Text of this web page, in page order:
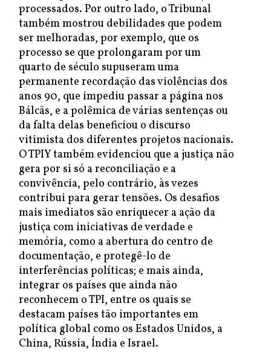
processados. Por outro lado, o Tribunal
também mostrou debilidades que podem
ser melhoradas, por exemplo, que os
processo se que prolongaram por um
quarto de século supuseram uma
permanente recordação das violências dos
anos 90, que impediu passar a página nos
Bálcãs, e a polêmica de várias sentenças ou
da falta delas beneficiou o discurso
vitimista dos diferentes projetos nacionais.
O TPIY também evidenciou que a justiça não
gera por si só a reconciliação e a
convivência, pelo contrário, às vezes
contribui para gerar tensões. Os desafios
mais imediatos são enriquecer a ação da
justiça com iniciativas de verdade e
memória, como a abertura do centro de
documentação, e protegê-lo de
interferências políticas; e mais ainda,
integrar os países que ainda não
reconhecem o TPI, entre os quais se
destacam países tão importantes em
política global como os Estados Unidos, a
China, Rússia, Índia e Israel.